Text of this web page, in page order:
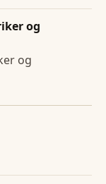
og
og